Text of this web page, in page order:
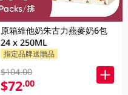
原箱維他奶朱古力燕麥奶6包
24 x 250ML
指定品牌送贈品
$104.00
$72.00